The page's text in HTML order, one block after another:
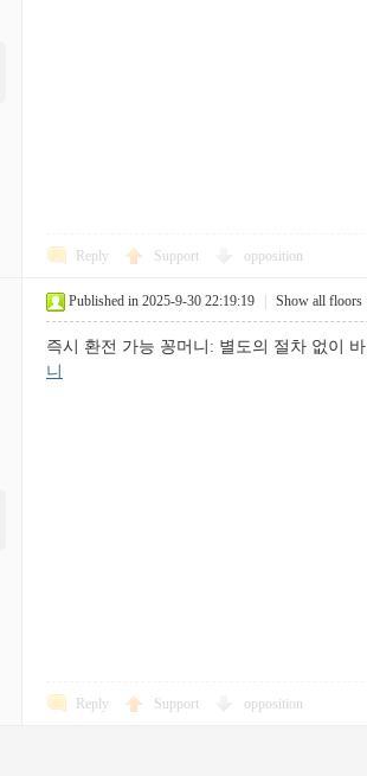
Reply Support opposition
Published in 2025-9-30 22:19:19 Show all floors
즉시 환전 가능 꽁머니: 별도의 절차 없이
니
Reply Support opposition